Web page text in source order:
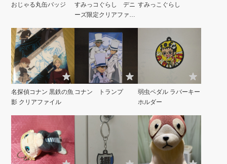
おじゃる丸缶バッジ
すみっコぐらし デニ
ーズ限定クリアファイ
すみっこぐらし
名探偵コナン 黒鉄の魚
影 クリアファイル
コナン トランプ
弱虫ペダル ラバーキー
ホルダー